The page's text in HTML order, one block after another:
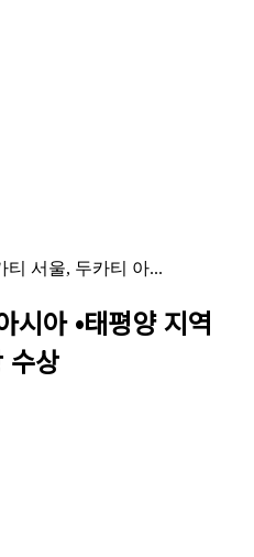
티 서울, 두카티 아...
시아 •태평양 지역
수상